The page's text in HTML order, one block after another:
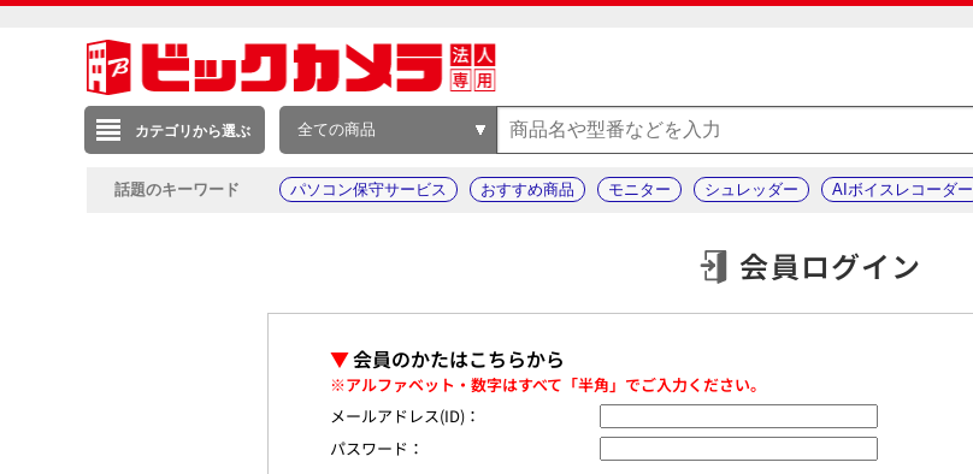
カテゴリから選ぶ 全ての商品
話題のキーワード パソコン保守サービス おすすめ商品 モニター シュレッダー AIボイスレコーダー
会員ログイン
▼会員のかたはこちらから
※アルファベット・数字はすべて「半角」でご入力ください。
メールアドレス(ID)：
パスワード：